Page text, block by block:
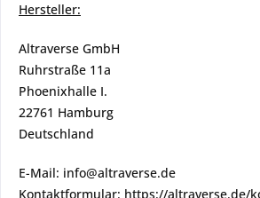
Hersteller:
Altraverse GmbH
Ruhrstraße 11a
Phoenixhalle I.
22761 Hamburg
Deutschland
E-Mail: info@altraverse.de
Kontaktformular: https://altraverse.de/